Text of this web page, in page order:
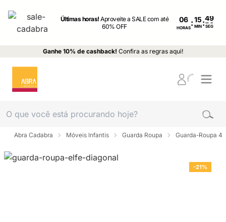
Últimas horas!Aproveite a SALE com até
60% OFF
06
HORAS: MIN : SEG
Ganhe 10% de cashback! Confira as regras aqui!
Abra Cadabra Móveis Infantis Guarda Roupa Guarda-Roupa 4
-21%